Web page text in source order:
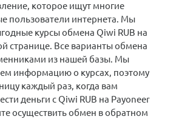
которое ищут многие
пользователи интернета. Мы
курсы обмена Qiwi RUB на
странице. Все варианты обмена
из нашей базы. Мы
информацию о курсах, поэтому
каждый раз, когда вам
деньги с Qiwi RUB на Payoneer
осуществить обмен в обратном